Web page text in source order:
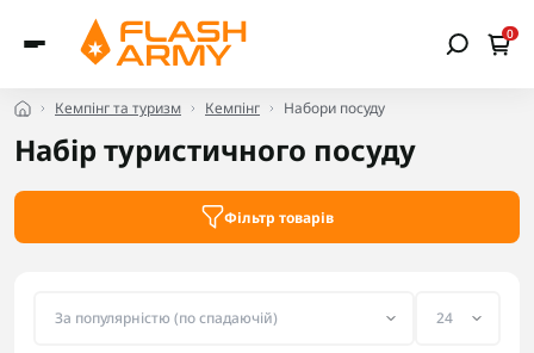
0
Кемпінг та туризм Кемпінг Набори посуду
Набір туристичного посуду
Фільтр товарів